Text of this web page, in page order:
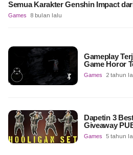
Semua Karakter Genshin Impact
Games 8 bulan lalu
Gameplay
Game Horor
Games 2 tahun
Dapetin 3
Giveaway
Games 5 tahun